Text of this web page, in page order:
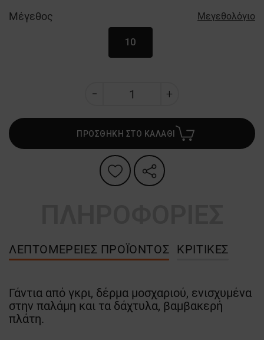
Μέγεθος Μεγεθολόγιο
10
ΠΡΟΣΘΗΚΗ ΣΤΟ ΚΑΛΑΘΙ
ΛΕΠΤΟΜΈΡΕΙΕΣ ΠΡΟΪΌΝΤΟΣ ΚΡΙΤΙΚΈΣ
Γάντια από γκρι, δέρμα μοσχαριού, ενισχυμένα
στην παλάμη και τα δάχτυλα, βαμβακερή
πλάτη.